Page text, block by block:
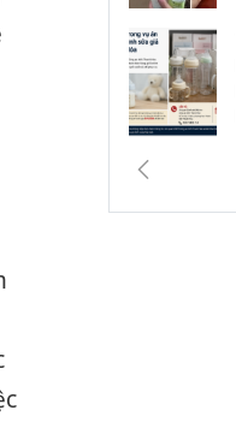
Tìm bị
vụ án buôn
giả